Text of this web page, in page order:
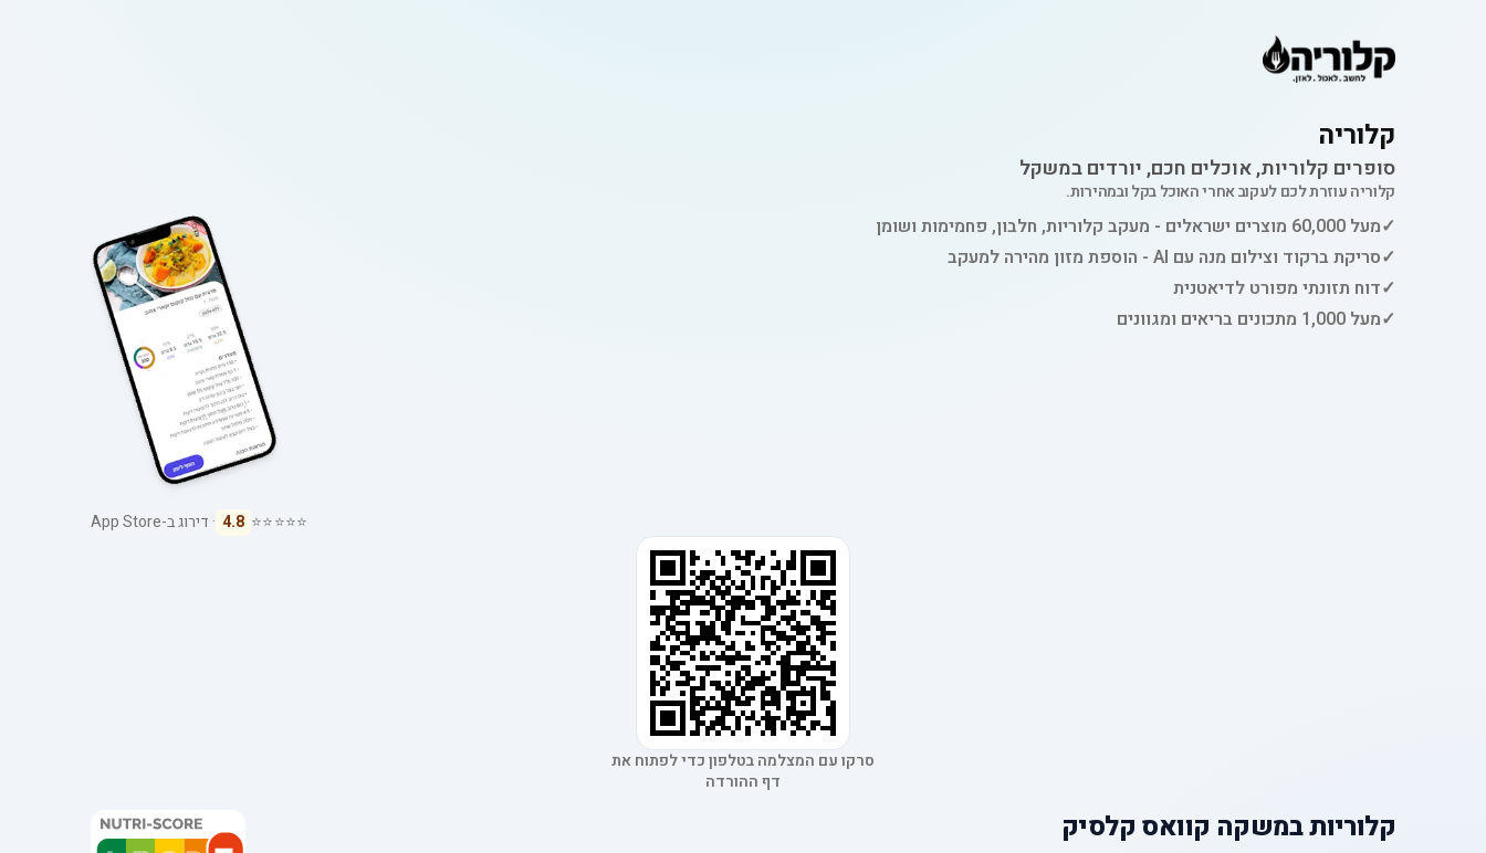
קלוריה
סופרים קלוריות, אוכלים חכם, יורדים במשקל
קלוריה עוזרת לכם לעקוב אחרי האוכל בקל ובמהירות.
✓מעל 60,000 מוצרים ישראלים - מעקב קלוריות, חלבון, פחמימות ושומן
✓סריקת ברקוד וצילום מנה עם AI - הוספת מזון מהירה למעקב
✓דוח תזונתי מפורט לדיאטנית
✓מעל 1,000 מתכונים בריאים ומגוונים
⭐⭐⭐⭐⭐
4.8 · דירוג ב-App Store
סרקו עם המצלמה בטלפון כדי לפתוח את
דף ההורדה
קלוריותבמשקה קוואס קלסיק